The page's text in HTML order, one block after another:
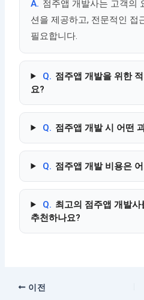
A. 점주앱 개발사는 고객의
션을 제공하고, 전문적인 접
필요합니다.
Q. 점주앱 개발을 위한
요?
Q. 점주앱 개발 시 어떤
Q. 점주앱 개발 비용은
Q. 최고의 점주앱 개발
추천하나요?
이전